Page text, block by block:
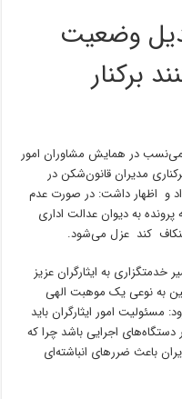
وضعیت
برکنار
در همایش مشاوران امور
مدیران قانون‌شکن در
و اظهار داشت: در صورت عدم
پرونده به دیوان عدالت اداری
کند عزل می‌شود.
خدمتگزاری به ایثارگران عزیز
به نوعی یک موهبت الهی
مسئولیت امور ایثارگران باید
اجرایی باشد چرا که
باعث ضررهای انباشته‌ای